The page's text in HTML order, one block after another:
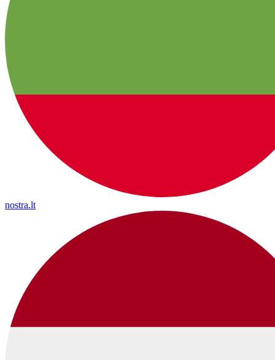
nostra.lt